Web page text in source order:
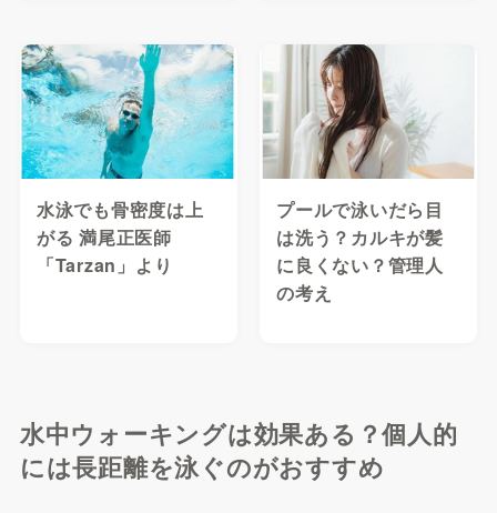
水泳でも骨密度は上
がる 満尾正医師
「Tarzan」より
プールで泳いだら目
は洗う？カルキが髪
に良くない？管理人
の考え
水中ウォーキングは効果ある？個人的
には長距離を泳ぐのがおすすめ